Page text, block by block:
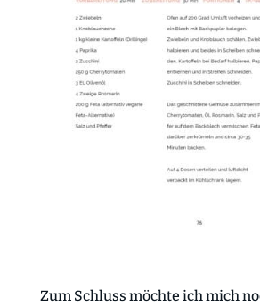
Zum Schluss möchte ich mich